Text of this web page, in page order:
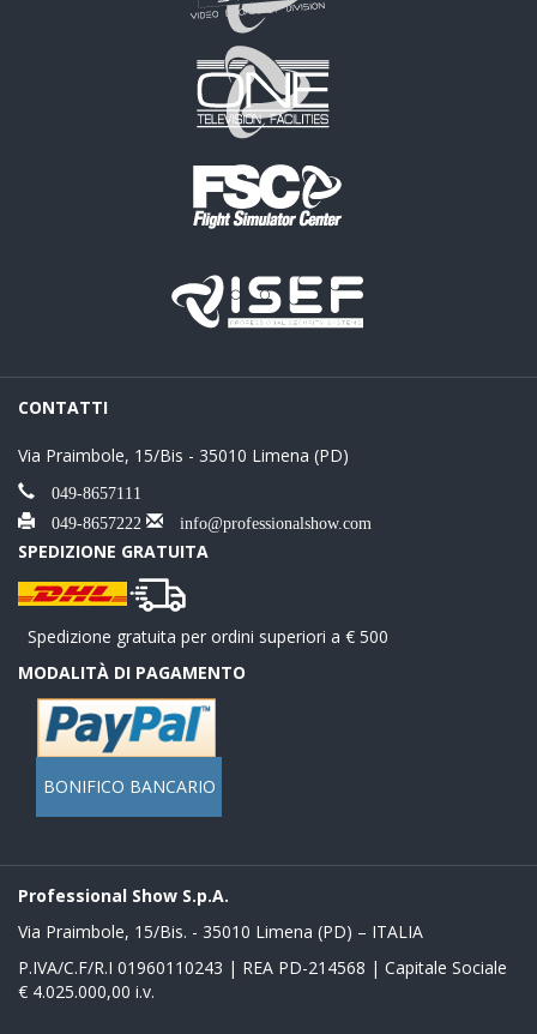
CONTATTI
Via Praimbole, 15/Bis - 35010 Limena (PD)
049-8657111
049-8657222
info@professionalshow.com
SPEDIZIONE GRATUITA
Spedizione gratuita per ordini superiori a € 500
MODALITÀ DI PAGAMENTO
BONIFICO BANCARIO
Professional Show S.p.A.
Via Praimbole, 15/Bis. - 35010 Limena (PD) – ITALIA
P.IVA/C.F/R.I 01960110243 | REA PD-214568 | Capitale Sociale
€ 4.025.000,00 i.v.